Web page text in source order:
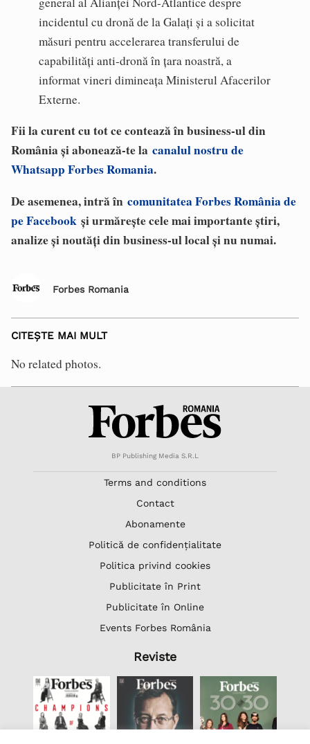
incidentul cu dronă de la Galați și a solicitat
măsuri pentru accelerarea transferului de
capabilități anti-dronă în țara noastră, a
informat vineri dimineața Ministerul Afacerilor
Externe.
Fii la curent cu tot ce contează în business-ul din
România și abonează-te la canalul nostru de
Whatsapp Forbes Romania.
De asemenea, intră în comunitatea Forbes România de
pe Facebook și urmărește cele mai importante știri,
analize și noutăți din business-ul local și nu numai.
Forbes Romania
CITEȘTE MAI MULT
No related photos.
BP Publishing Media S.R.L
Terms and conditions
Contact
Abonamente
Politică de confidențialitate
Politica privind cookies
Publicitate în Print
Publicitate în Online
Events Forbes România
Reviste